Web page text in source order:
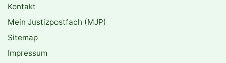
Kontakt
Mein Justizpostfach (MJP)
Sitemap
Impressum